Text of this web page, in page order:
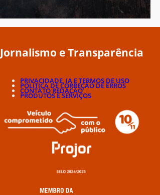
Jornalismo e Transparência
PRIVACIDADE, IA E TERMOS DE USO
POLÍTICA DE CORREÇÃO DE ERROS
CONTATO REDAÇÃO
PRODUTOS E SERVIÇOS